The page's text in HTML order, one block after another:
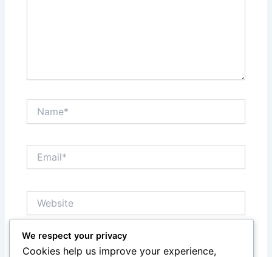
Save my name, email, and website in this browser
We respect your privacy
Cookies help us improve your experience,